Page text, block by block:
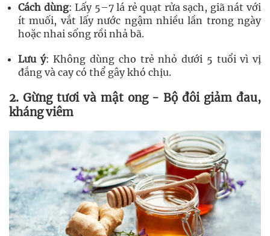
Cách dùng: Lấy 5–7 lá rẻ quạt rửa sạch, giã nát với
ít muối, vắt lấy nước ngậm nhiều lần trong ngày
hoặc nhai sống rồi nhả bã.
Lưu ý: Không dùng cho trẻ nhỏ dưới 5 tuổi vì vị
đắng và cay có thể gây khó chịu.
2. Gừng tươi và mật ong - Bộ đôi giảm đau,
kháng viêm